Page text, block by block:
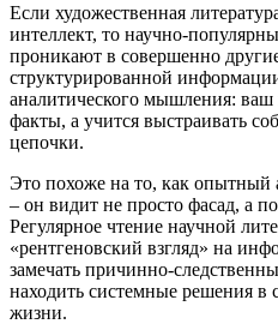
Если художественная
интеллект, то научно-
проникают в совершенно
структурированной
аналитического мышления: ваш
факты, а учится выстраивать
цепочки.
Это похоже на то, как опытный
– он видит не просто фасад, а
Регулярное чтение научной
«рентгеновский взгляд» на
замечать причинно-
находить системные решения в
жизни.